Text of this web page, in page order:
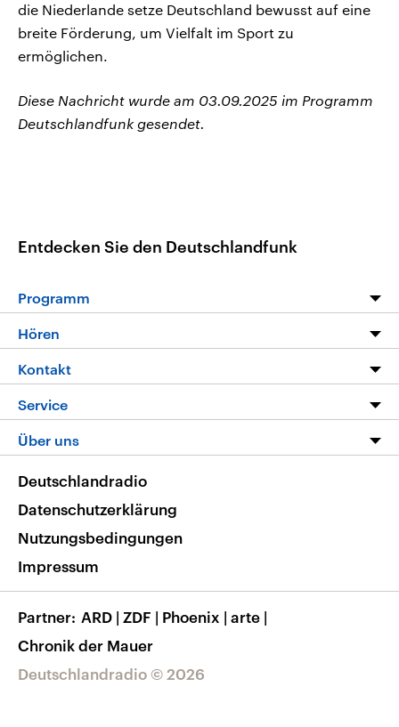
die Niederlande setze Deutschland bewusst auf eine
breite Förderung, um Vielfalt im Sport zu
ermöglichen.
Diese Nachricht wurde am 03.09.2025 im Programm
Deutschlandfunk gesendet.
Entdecken Sie den Deutschlandfunk
Programm
Programm
Die Nachrichten
Nachrichtenleicht
Neue Beiträge auf dlf.de
Hören
Livestream
Podcasts
Deutschlandfunk App
Nachrichten App
Frequenzen
Kontakt
Hörerservice
Service
FAQ
Veranstaltungen
Musikliste
RSS
Über uns
Barrierefreiheit
Deutschlandradio © 2026
Deutschlandradio
Datenschutzerklärung
Nutzungsbedingungen
Impressum
Partner ARD | ZDF | Phoenix | arte |
Chronik der Mauer